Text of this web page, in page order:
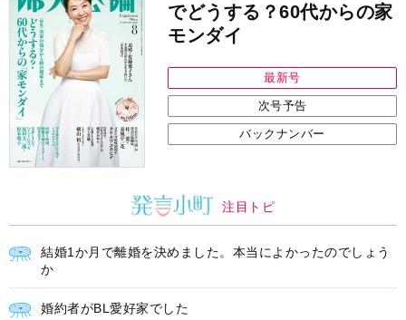
でどうする？60代からの家
モンダイ
最新号
次号予告
バックナンバー
注目トピ
結婚1か月で離婚を決めました。本当によかったのでしょう
か
婚約者がBL愛好家でした